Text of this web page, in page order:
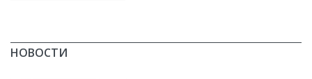
НОВОСТИ